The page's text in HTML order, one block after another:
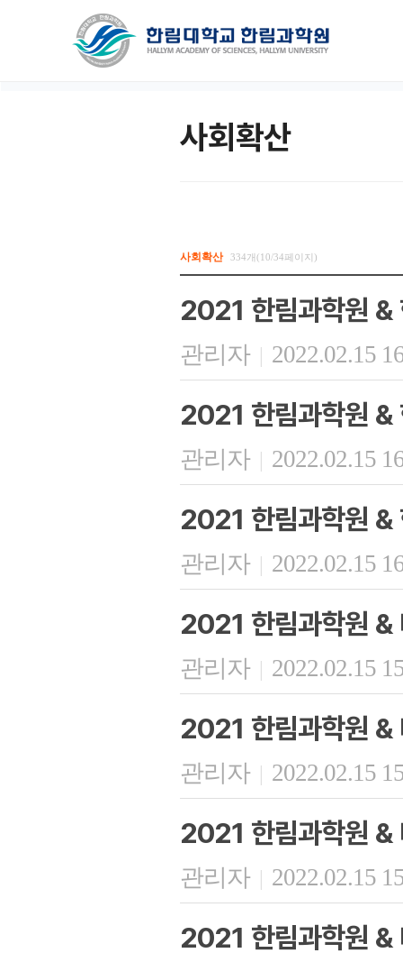
사회확산
사회확산 334개(10/34페이지)
2021 한림과학원 &
관리자 | 2022.02.15
2021 한림과학원 &
관리자 | 2022.02.15
2021 한림과학원 &
관리자 | 2022.02.15
2021 한림과학원 &
관리자 | 2022.02.15
2021 한림과학원 &
관리자 | 2022.02.15
2021 한림과학원 &
관리자 | 2022.02.15
2021 한림과학원 &